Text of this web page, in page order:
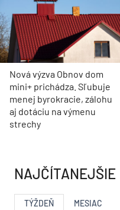
Nová výzva Obnov dom
mini+ prichádza. Sľubuje
menej byrokracie, zálohu
aj dotáciu na výmenu
strechy
NAJČÍTANEJŠIE
TÝŽDEŇ MESIAC